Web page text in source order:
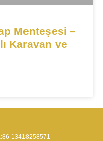
Menteşesi –
Karavan ve
13418258571